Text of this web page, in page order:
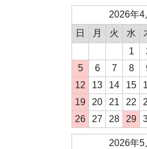
2026年4
日
月 火 水
1
5
6 7 8
12
13 14 15
19
20 21 22
26
27 28 29
2026年5